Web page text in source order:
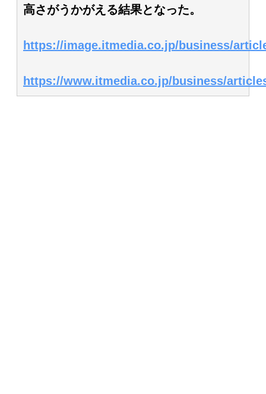
高さがうかがえる結果となった。
https://image.itmedia.co.jp/business/
https://www.itmedia.co.jp/business/